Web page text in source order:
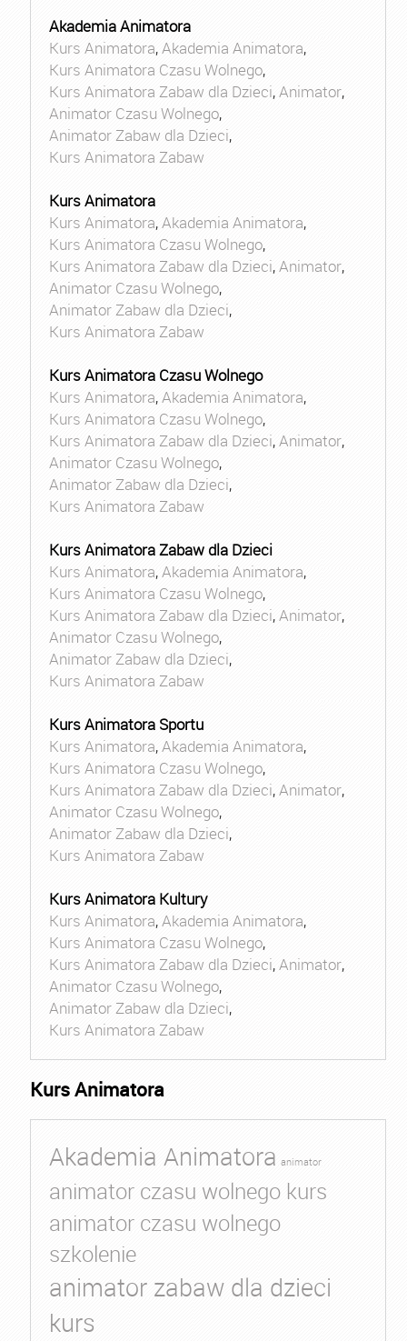
Akademia Animatora
Kurs Animatora,Akademia Animatora,
Kurs Animatora Czasu Wolnego,
Kurs Animatora Zabaw dla Dzieci,Animator,
Animator Czasu Wolnego,
Animator Zabaw dla Dzieci,
Kurs Animatora Zabaw
Kurs Animatora
Kurs Animatora,Akademia Animatora,
Kurs Animatora Czasu Wolnego,
Kurs Animatora Zabaw dla Dzieci,Animator,
Animator Czasu Wolnego,
Animator Zabaw dla Dzieci,
Kurs Animatora Zabaw
Kurs Animatora Czasu Wolnego
Kurs Animatora,Akademia Animatora,
Kurs Animatora Czasu Wolnego,
Kurs Animatora Zabaw dla Dzieci,Animator,
Animator Czasu Wolnego,
Animator Zabaw dla Dzieci,
Kurs Animatora Zabaw
Kurs Animatora Zabaw dla Dzieci
Kurs Animatora,Akademia Animatora,
Kurs Animatora Czasu Wolnego,
Kurs Animatora Zabaw dla Dzieci,Animator,
Animator Czasu Wolnego,
Animator Zabaw dla Dzieci,
Kurs Animatora Zabaw
Kurs Animatora Sportu
Kurs Animatora,Akademia Animatora,
Kurs Animatora Czasu Wolnego,
Kurs Animatora Zabaw dla Dzieci,Animator,
Animator Czasu Wolnego,
Animator Zabaw dla Dzieci,
Kurs Animatora Zabaw
Kurs Animatora Kultury
Kurs Animatora,Akademia Animatora,
Kurs Animatora Czasu Wolnego,
Kurs Animatora Zabaw dla Dzieci,Animator,
Animator Czasu Wolnego,
Animator Zabaw dla Dzieci,
Kurs Animatora Zabaw
Kurs Animatora
Akademia Animatora animator
animator czasu wolnego kurs
animator czasu wolnego
szkolenie
animator zabaw dla dzieci
kurs